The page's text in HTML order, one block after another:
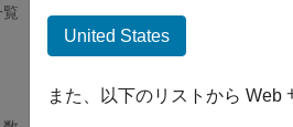
United States
また、以下のリストから Web